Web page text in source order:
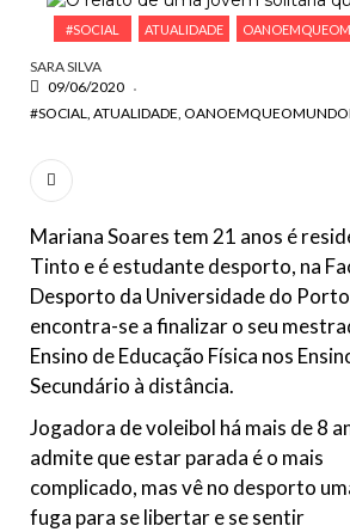
ESCREVA O QUE PROCURA E
#SOCIAL ATUALIDADE
SARA SILVA
09/06/2020
#SOCIAL ATUALIDADE
Mariana Soares tem 21 anos é
Tinto e é estudante desporto, na
Desporto da Universidade do
encontra-se a finalizar o seu
Ensino de Educação Física nos
Secundário à distância.
Jogadora de voleibol há mais de 8
admite que estar parada é o mais
complicado, mas vê no desporto
fuga para se libertar e se sentir